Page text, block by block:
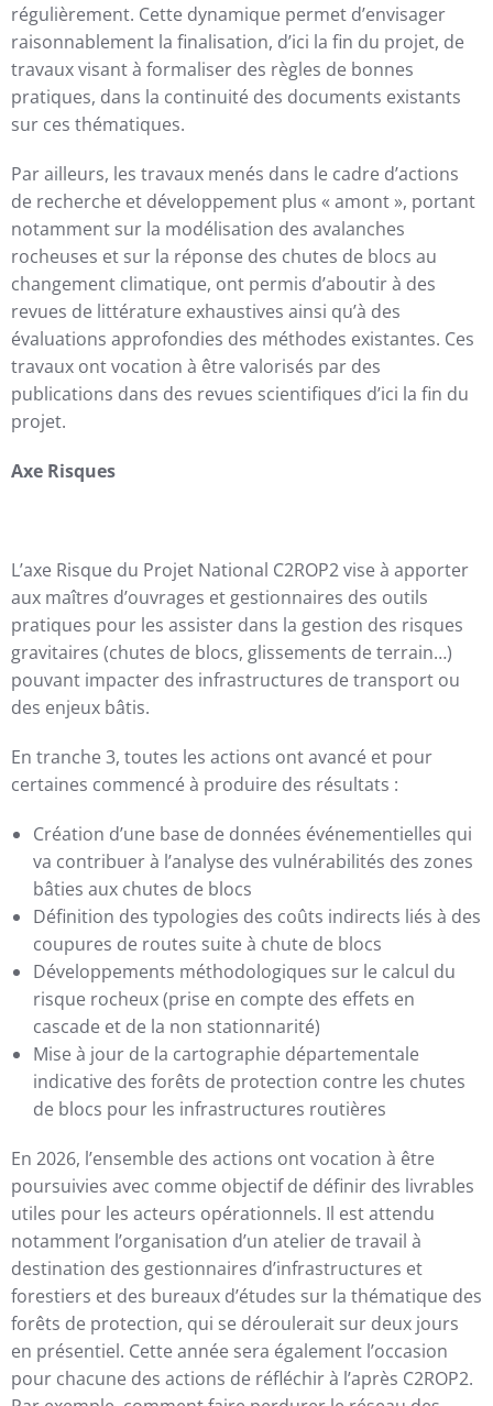
régulièrement. Cette dynamique permet d’envisager
raisonnablement la finalisation, d’ici la fin du projet, de
travaux visant à formaliser des règles de bonnes
pratiques, dans la continuité des documents existants
sur ces thématiques.
Par ailleurs, les travaux menés dans le cadre d’actions
de recherche et développement plus « amont », portant
notamment sur la modélisation des avalanches
rocheuses et sur la réponse des chutes de blocs au
changement climatique, ont permis d’aboutir à des
revues de littérature exhaustives ainsi qu’à des
évaluations approfondies des méthodes existantes. Ces
travaux ont vocation à être valorisés par des
publications dans des revues scientifiques d’ici la fin du
projet.
Axe Risques
L’axe Risque du Projet National C2ROP2 vise à apporter
aux maîtres d’ouvrages et gestionnaires des outils
pratiques pour les assister dans la gestion des risques
gravitaires (chutes de blocs, glissements de terrain…)
pouvant impacter des infrastructures de transport ou
des enjeux bâtis.
En tranche 3, toutes les actions ont avancé et pour
certaines commencé à produire des résultats :
Création d’une base de données événementielles qui
va contribuer à l’analyse des vulnérabilités des zones
bâties aux chutes de blocs
Définition des typologies des coûts indirects liés à des
coupures de routes suite à chute de blocs
Développements méthodologiques sur le calcul du
risque rocheux (prise en compte des effets en
cascade et de la non stationnarité)
Mise à jour de la cartographie départementale
indicative des forêts de protection contre les chutes
de blocs pour les infrastructures routières
En 2026, l’ensemble des actions ont vocation à être
poursuivies avec comme objectif de définir des livrables
utiles pour les acteurs opérationnels. Il est attendu
notamment l’organisation d’un atelier de travail à
destination des gestionnaires d’infrastructures et
forestiers et des bureaux d’études sur la thématique des
forêts de protection, qui se déroulerait sur deux jours
en présentiel. Cette année sera également l’occasion
pour chacune des actions de réfléchir à l’après C2ROP2.